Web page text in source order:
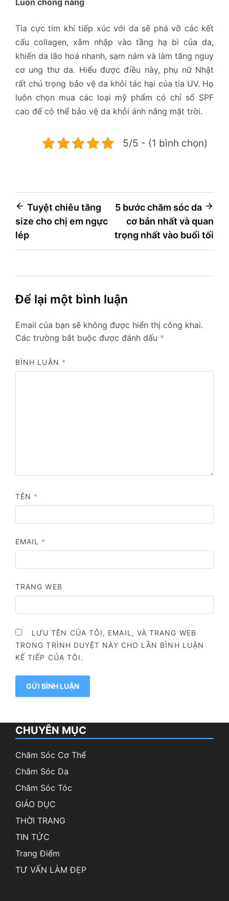
Luôn chống nắng
Tia cực tím khi tiếp xúc với da sẽ phá vỡ các kết
cấu collagen, xâm nhập vào tầng hạ bì của da,
khiến da lão hoá nhanh, sạm nám và làm tăng nguy
cơ ung thư da. Hiểu được điều này, phụ nữ Nhật
rất chú trọng bảo vệ da khỏi tác hại của tia UV. Họ
luôn chọn mua các loại mỹ phẩm có chỉ số SPF
cao để có thể bảo vệ da khỏi ánh nắng mặt trời.
5/5 - (1 bình chọn)
Điều
hướng
bài
Tuyệt chiêu tăng
size cho chị em ngực
lép
5 bước chăm sóc da
cơ bản nhất và quan
trọng nhất vào buổi tối
Để lại một bình luận
Email của bạn sẽ không được hiển thị công khai.
Các trường bắt buộc được đánh dấu *
BÌNH LUẬN *
TÊN *
EMAIL *
TRANG WEB
LƯU TÊN CỦA TÔI, EMAIL, VÀ TRANG WEB
TRONG TRÌNH DUYỆT NÀY CHO LẦN BÌNH LUẬN
KẾ TIẾP CỦA TÔI.
CHUYÊN MỤC
Chăm Sóc Cơ Thể
Chăm Sóc Da
Chăm Sóc Tóc
GIÁO DỤC
THỜI TRANG
TIN TỨC
Trang Điểm
TƯ VẤN LÀM ĐẸP